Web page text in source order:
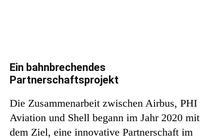
Ein bahnbrechendes
Partnerschaftsprojekt
Die Zusammenarbeit zwischen Airbus, PHI
Aviation und Shell begann im Jahr 2020 mit
dem Ziel, eine innovative Partnerschaft im